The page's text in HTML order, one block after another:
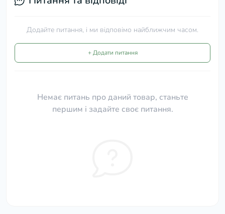
Додайте питання, і ми відповімо найближчим часом.
+ Додати питання
Немає питань про даний товар, станьте
першим і задайте своє питання.